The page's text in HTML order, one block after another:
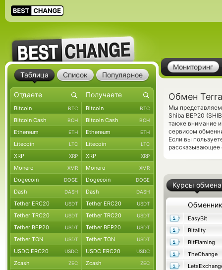
Мониторинг
Обмен
Мы представляем
Shiba BEP20
также внимание
сервисом
Если вы
рассказывающее
Курсы обмена
Обменник
EasyBit
Bitality
BitFlaming
TheChange
Таблица Список Популярное
Bitcoin BTC Bitcoin BTC
Bitcoin Cash BCH Bitcoin Cash BCH
Ethereum ETH Ethereum ETH
Litecoin LTC Litecoin LTC
XRP XRP XRP XRP
Monero XMR Monero XMR
Dogecoin DOGE Dogecoin DOGE
Dash DASH Dash DASH
Tether ERC20 USDT Tether ERC20 USDT
Tether TRC20 USDT Tether TRC20 USDT
Tether BEP20 USDT Tether BEP20 USDT
Tether TON USDT Tether TON USDT
USDC ERC20 USDC USDC ERC20 USDC
Zcash ZEC Zcash ZEC